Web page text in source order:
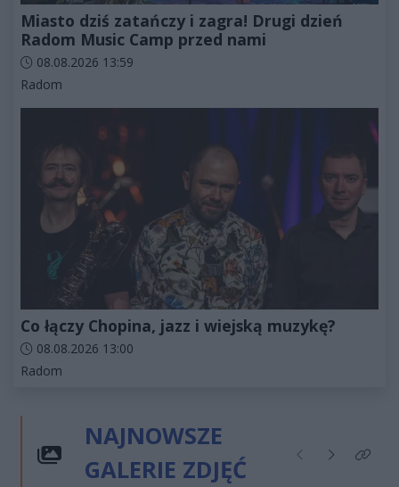
Miasto dziś zatańczy i zagra! Drugi dzień
Radom Music Camp przed nami
Data dodania artykułu:
08.08.2026 13:59
Kategorie artykułu:
Radom
Co łączy Chopina, jazz i wiejską muzykę?
Data dodania artykułu:
08.08.2026 13:00
Kategorie artykułu:
Radom
NAJNOWSZE
GALERIE ZDJĘĆ
Poprzednie
NastępneKliknij